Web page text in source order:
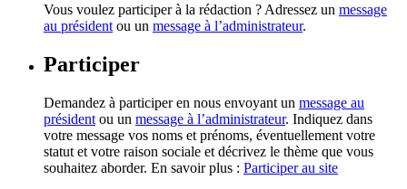
Vous voulez participer à la rédaction ? Adressez un message
au président ou un message à l’administrateur.
Participer
Demandez à participer en nous envoyant un message au
président ou un message à l’administrateur. Indiquez dans
votre message vos noms et prénoms, éventuellement votre
statut et votre raison sociale et décrivez le thème que vous
souhaitez aborder. En savoir plus : Participer au site